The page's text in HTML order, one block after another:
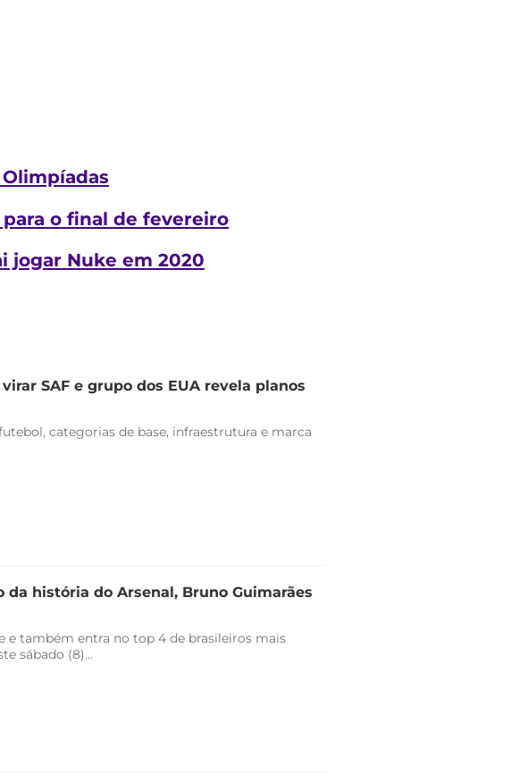
o final de fevereiro
jogar Nuke em 2020
SAF e grupo dos EUA revela planos
categorias de base, infraestrutura e marca
da história do Arsenal, Bruno Guimarães
e também entra no top 4 de brasileiros mais
sábado (8)...